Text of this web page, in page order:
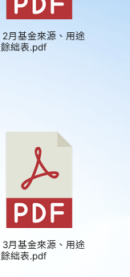
2月基金來源、用途
絀表.pdf
3月基金來源、用途
絀表.pdf